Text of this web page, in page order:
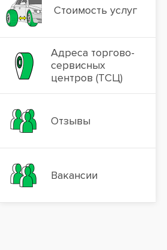
Стоимость услуг
Адреса торгово-
сервисных
центров (ТСЦ)
Отзывы
Вакансии